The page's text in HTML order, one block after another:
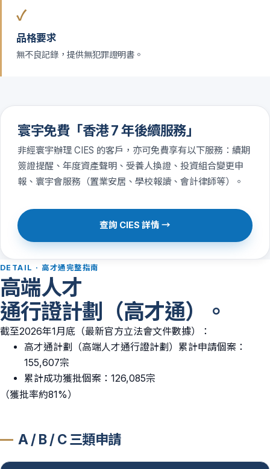
✓
品格要求
無不良記錄，提供無犯罪證明書。
寰宇免費「香港 7 年後續服務」
非經寰宇辦理 CIES 的客戶，亦可免費享有以下服務：續期
簽證提醒、年度資產聲明、受養人換證、投資組合變更申
報、寰宇會服務（置業安居、學校報讀、會計律師等）。
查詢 CIES 詳情 →
DETAIL · 高才通完整指南
高端人才
通行證計劃（高才通）。
截至2026年1月底（最新官方立法會文件數據）：
高才通計劃（高端人才通行證計劃）累計申請個案：
155,607宗
累計成功獲批個案：126,085宗
（獲批率約81%）
A / B / C 三類申請